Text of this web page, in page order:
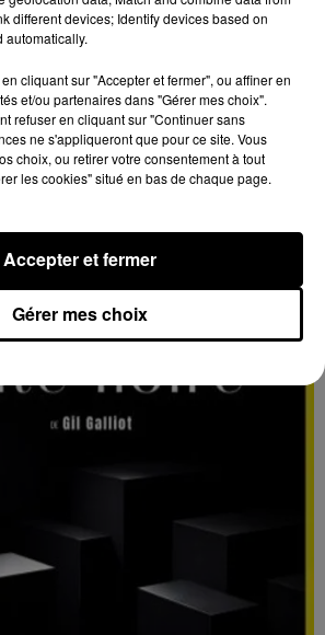
: ŒDIPE BOITE
Jehan de Beauce) : Œdipe
different devices; Identify devices based on
automatically.
cliquant sur "Accepter et fermer", ou affiner en
et/ou partenaires dans "Gérer mes choix".
refuser en cliquant sur "Continuer sans
ne s'appliqueront que pour ce site. Vous
choix, ou retirer votre consentement à tout
les cookies" situé en bas de chaque page.
Gérer mes choix
Accepter et fermer